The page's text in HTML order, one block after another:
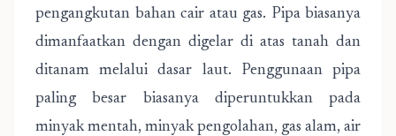
pengangkutan bahan cair atau gas. Pipa biasanya
dimanfaatkan dengan digelar di atas tanah dan
ditanam melalui dasar laut. Penggunaan pipa
paling besar biasanya diperuntukkan pada
minyak mentah, minyak pengolahan, gas alam, air